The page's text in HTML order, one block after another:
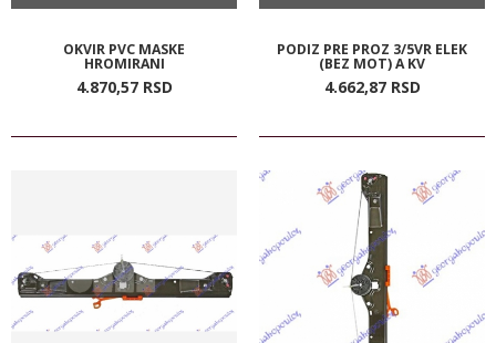
OKVIR PVC MASKE
HROMIRANI
4.870,57 RSD
PODIZ PRE PROZ 3/5VR ELEK
(BEZ MOT) A KV
4.662,87 RSD